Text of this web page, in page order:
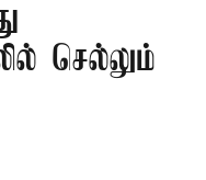
செல்லும்